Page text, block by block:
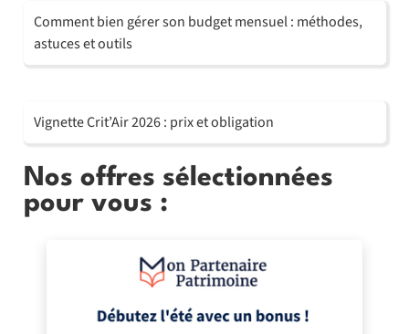
Comment bien gérer son budget mensuel : méthodes,
astuces et outils
Vignette Crit’Air 2026 : prix et obligation
Nos offres sélectionnées
pour vous :